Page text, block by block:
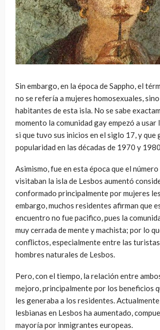
Sin embargo, en la época de Sappho, el
no se refería a mujeres homosexuales,
habitantes de esta isla. No se sabe
momento la comunidad gay empezó a usar
si que tuvo sus inicios en el siglo 17, y que
popularidad en las décadas de 1970 y 1980.
Asimismo, fue en esta época que el
visitaban la isla de Lesbos aumentó
conformado principalmente por mujeres
embargo, muchos residentes afirman que
encuentro no fue pacifico, pues la
muy cerrada de mente y machista; por lo
conflictos, especialmente entre las
hombres naturales de Lesbos.
Pero, con el tiempo, la relación entre
mejoro, principalmente por los beneficios
les generaba a los residentes.
lesbianas en Lesbos ha aumentado,
mayoría por inmigrantes europeas.